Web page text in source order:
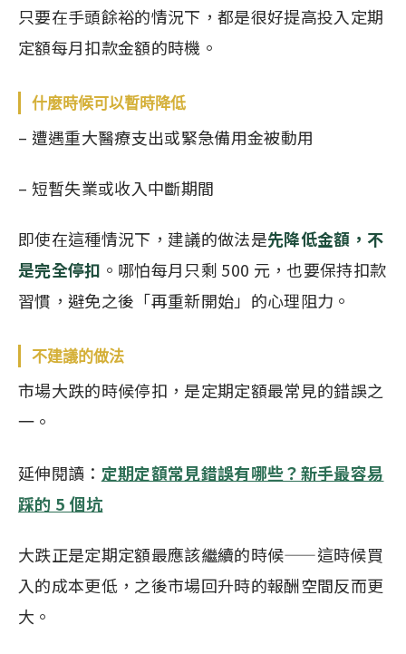
只要在手頭餘裕的情況下，都是很好提高投入定期
定額每月扣款金額的時機。
什麼時候可以暫時降低
– 遭遇重大醫療支出或緊急備用金被動用
– 短暫失業或收入中斷期間
即使在這種情況下，建議的做法是先降低金額 ，不
是完全停扣 。哪怕每月只剩 500 元，也要保持扣款
習慣，避免之後「再重新開始」的心理阻力。
不建議的做法
市場大跌的時候停扣，是定期定額最常見的錯誤之
一。
延伸閱讀： 定期定額常見錯誤有哪些？新手最容易
踩的 5 個坑
大跌正是定期定額最應該繼續的時候——這時候買
入的成本更低，之後市場回升時的報酬空間反而更
大。